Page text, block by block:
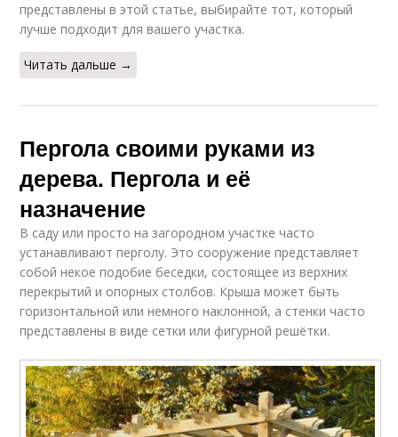
представлены в этой статье, выбирайте тот, который
лучше подходит для вашего участка.
Читать дальше →
Пергола своими руками из
дерева. Пергола и её
назначение
В саду или просто на загородном участке часто
устанавливают перголу. Это сооружение представляет
собой некое подобие беседки, состоящее из верхних
перекрытий и опорных столбов. Крыша может быть
горизонтальной или немного наклонной, а стенки часто
представлены в виде сетки или фигурной решётки.